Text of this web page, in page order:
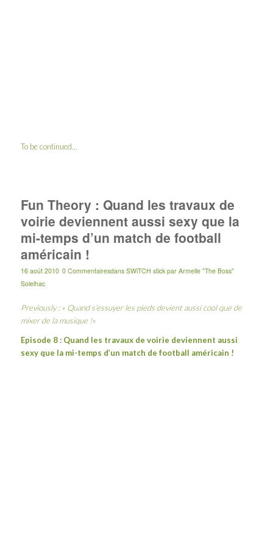
To be continued…
Fun Theory : Quand les travaux de
voirie deviennent aussi sexy que la
mi-temps d’un match de football
américain !
16 août 2010 0 Commentairesdans SWiTCH stick par Armelle "The Boss"
Solelhac
Previously : « Quand s’essuyer les pieds devient aussi cool que de
mixer de la musique !«
Episode 8 : Quand les travaux de voirie deviennent aussi
sexy que la mi-temps d’un match de football américain !